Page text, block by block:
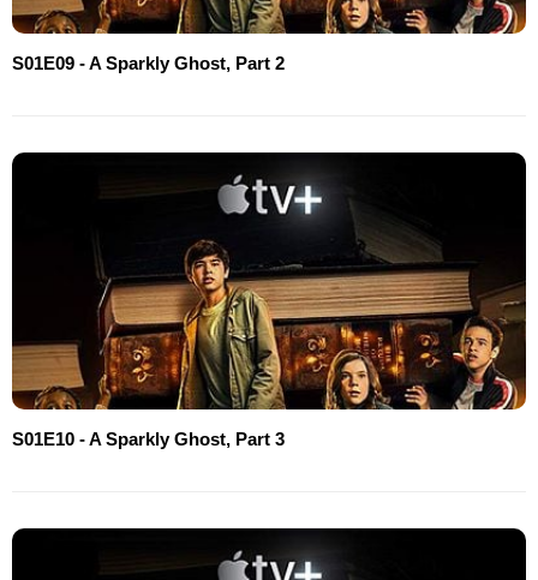
S01E09 - A Sparkly Ghost, Part 2
S01E10 - A Sparkly Ghost, Part 3